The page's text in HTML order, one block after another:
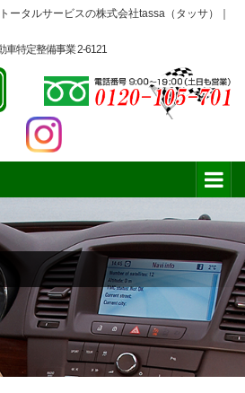
ータルサービスの株式会社tassa（タッサ）｜
車特定整備事業 2-6121